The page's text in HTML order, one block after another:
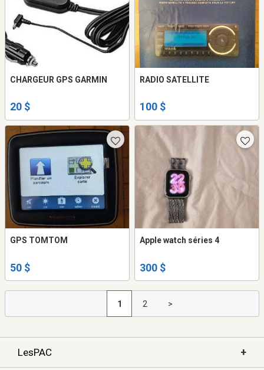
CHARGEUR GPS GARMIN
20 $
RADIO SATELLITE
100 $
GPS TOMTOM
50 $
Apple watch séries 4
300 $
1 2 >
LesPAC +